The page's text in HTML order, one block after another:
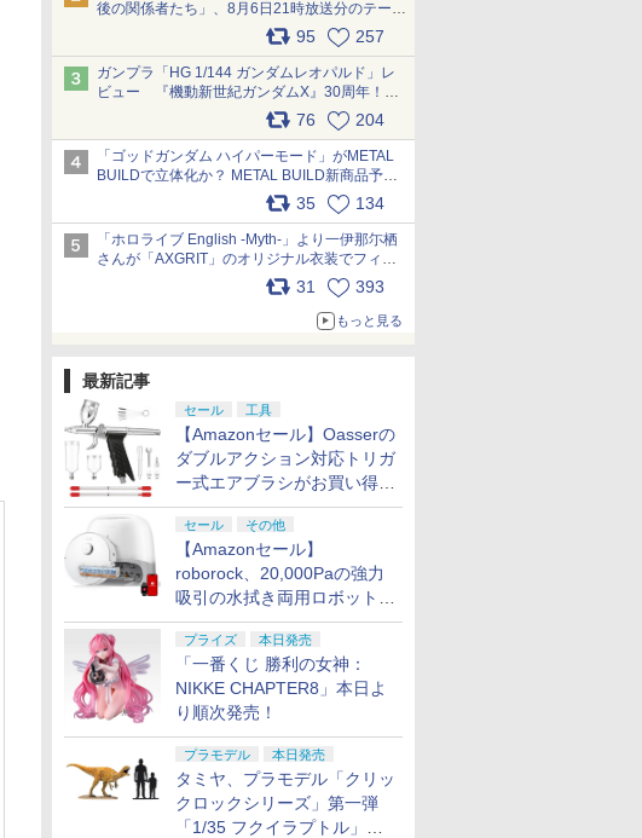
後の関係者たち」、8月6日21時放送分のテーマ
は「超合金」！ pic.x.com/uWyt1uyuFm
95 257
ガンプラ「HG 1/144 ガンダムレオパルド」レ
ビュー 『機動新世紀ガンダムX』30周年！イ
ンナーアームガトリングの変形機構まで再現し
最新フォーマットでキット化！
pic.x.com/nszPIDTpbg
76 204
「ゴッドガンダム ハイパーモード」がMETAL
BUILDで立体化か？ METAL BUILD新商品予告
が公開 pic.x.com/HIcLLIM3ar35 134
「ホロライブ English -Myth-」より一伊那尓栖
さんが「AXGRIT」のオリジナル衣装でフィギ
ュア化 pic.x.com/YMGhdIAzNa
31 393
もっと見る
最新記事
セール 工具
【Amazonセール】Oasserの
ダブルアクション対応トリガ
ー式エアブラシがお買い得価
格で登場！
セール その他
【Amazonセール】
roborock、20,000Paの強力
吸引の水拭き両用ロボット掃
除機「Qrevo Curv 2 Flow」
がお買い得！
プライズ 本日発売
「一番くじ 勝利の女神：
NIKKE CHAPTER8」本日よ
り順次発売！
プラモデル 本日発売
タミヤ、プラモデル「クリッ
クロックシリーズ」第一弾
「1/35 フクイラプトル」本